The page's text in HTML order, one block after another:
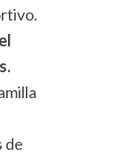
de